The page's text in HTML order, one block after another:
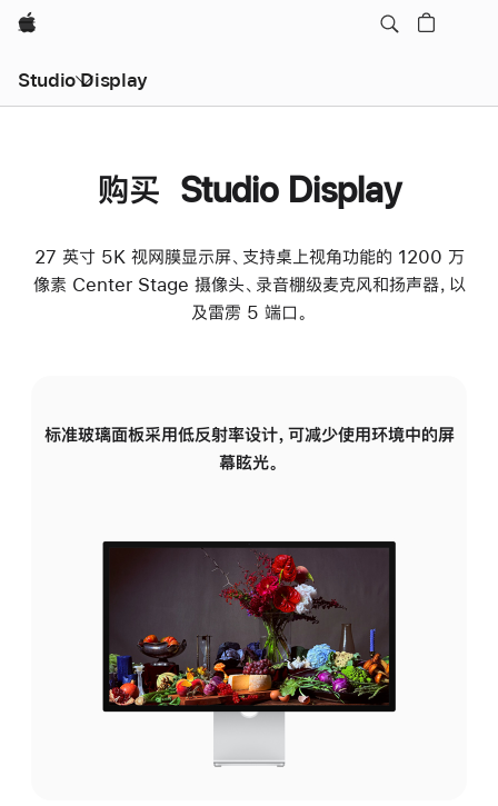
Apple
Studio Display
购买 Studio Display
27 英寸 5K 视网膜显示屏、支持桌上视角功能的 1200 万
像素 Center Stage 摄像头、录音棚级麦克风和扬声器，以
及雷雳 5 端口。
标准玻璃面板采用低反射率设计，可减少使用环境中的屏
幕眩光。